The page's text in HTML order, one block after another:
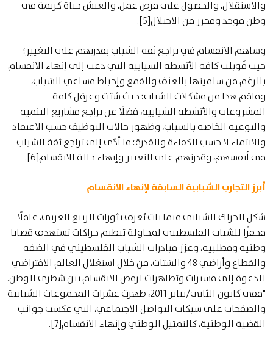
والاستقلال، والحصول على فرص عمل، والعيش حياة كريمة في
وطن موحد ومحرر من الاحتلال[5].
وساهم الانقسام في تراجع ثقة الشباب بقدرتهم على التغيير؛
حيث قُوبلت كافة الأنشطة الشبابية التي دعت إلى إنهاء الانقسام
بالرغم من سلميتها بالعنف والقمع وإحباط مساعي الشباب،
وفاقم هذا من مشكلات الشباب؛ حيث شتت وعرقل كافة
المشروعات والأنشطة الشبابية، فضلًا عن تراجع مشاريع التنمية
والتوعية الخاصة بالشباب، وظهور حالات التوظيف حسب الاعتقاد
والانتماء لا حسب الكفاءة والقدرة؛ ما أدّى إلى تراجع ثقة الشباب
في أنفسهم، وقدرتهم على التغيير وإنهاء حالة الانقسام[6].
أبرز التجارب الشبابية السابقة لإنهاء الانقسام
شكل الحراك الشبابي فيما بات يُعرف بثورات الربيع العربي، عاملًا
محفزًا للشباب الفلسطيني لمحاولة تنظيم حراكات تستهدف قضايا
وطنية ومطلبية، وعزز مبادرات الشباب الفلسطيني في الضفة
والقطاع وأراضي 48 والشتات، من خلال استغلال العالم الافتراضي
للدعوة إلى مسيرات وتظاهرات لرفض الانقسام بين شطري الوطن.
"ففي كانون الثاني/يناير 2011، ظهرت عشرات المجموعات الشبابية
والصفحات على شبكات التواصل الاجتماعي، التي عكست جوانب
القضية الوطنية، كالتمثيل الوطني وإنهاء الانقسام[7].